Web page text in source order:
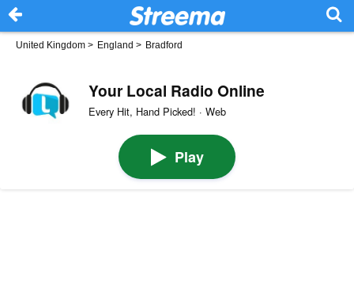
United Kingdom > England > Bradford
Your Local Radio Online
Every Hit, Hand Picked! · Web
Play